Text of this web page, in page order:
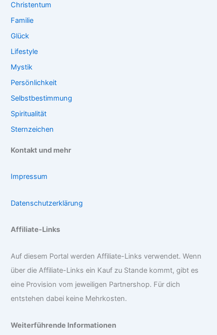
Christentum
Familie
Glück
Lifestyle
Mystik
Persönlichkeit
Selbstbestimmung
Spiritualität
Sternzeichen
Kontakt und mehr
Impressum
Datenschutzerklärung
Affiliate-Links
Auf diesem Portal werden Affiliate-Links verwendet. Wenn
über die Affiliate-Links ein Kauf zu Stande kommt, gibt es
eine Provision vom jeweiligen Partnershop. Für dich
entstehen dabei keine Mehrkosten.
Weiterführende Informationen